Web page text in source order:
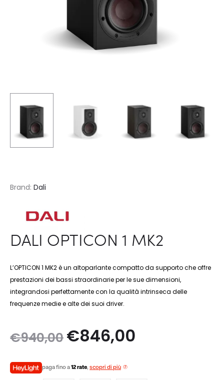
Brand: Dali
DALI OPTICON 1 MK2
L’OPTICON 1 MK2 è un altoparlante compatto da supporto che offre
prestazioni dei bassi straordinarie per le sue dimensioni,
integrandosi perfettamente con la qualità intrinseca delle
frequenze medie e alte dei suoi driver.
€940,00 Il
€846,00
paga fino a12 rate, scopri di più